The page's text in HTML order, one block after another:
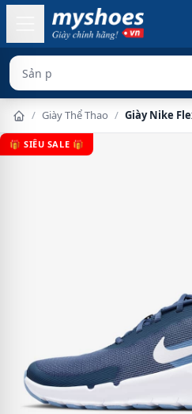
Sản phẩm chính h
/ Giày Thể Thao / Giày Nike
🎁 SIÊU SALE 🎁